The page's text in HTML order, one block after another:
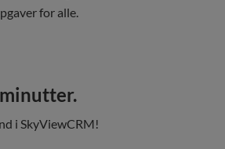
for alle.
i SkyViewCRM!